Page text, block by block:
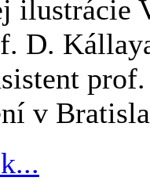
ilustrácie
D.
v